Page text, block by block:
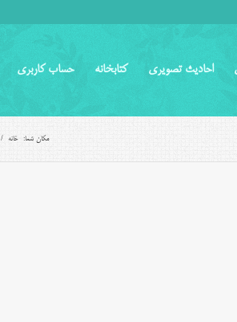
احادیث تصویری کتابخانه حساب کاربری
مکان شما: خانه /